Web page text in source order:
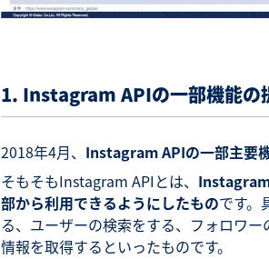
1. Instagram APIの一部機能の
2018年4月、 Instagram APIの一部主要
そもそもInstagram APIとは、
部から利用できるようにしたものです。
る、ユーザーの検索をする、フォロワ
情報を取得するといったものです。